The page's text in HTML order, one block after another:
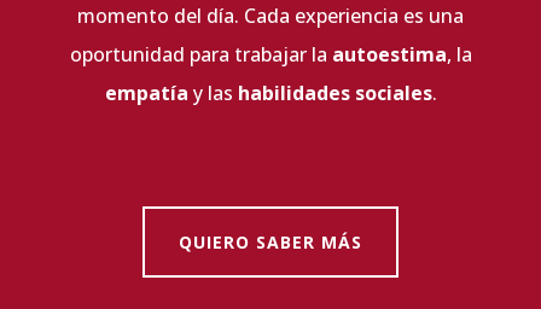
momento del día. Cada experiencia es una
oportunidad para trabajar la autoestima, la
empatía y las habilidades sociales.
QUIERO SABER MÁS